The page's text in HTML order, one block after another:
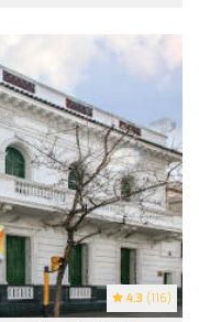
4.3 (116)